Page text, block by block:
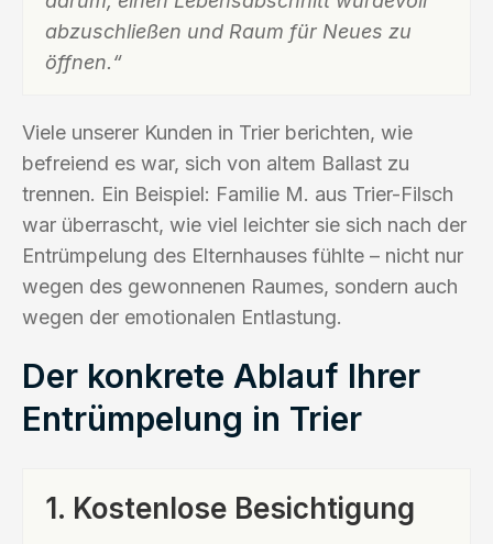
abzuschließen und Raum für Neues zu
öffnen.“
Viele unserer Kunden in Trier berichten, wie
befreiend es war, sich von altem Ballast zu
trennen. Ein Beispiel: Familie M. aus Trier-Filsch
war überrascht, wie viel leichter sie sich nach der
Entrümpelung des Elternhauses fühlte – nicht nur
wegen des gewonnenen Raumes, sondern auch
wegen der emotionalen Entlastung.
Der konkrete Ablauf Ihrer
Entrümpelung in Trier
1. Kostenlose Besichtigung